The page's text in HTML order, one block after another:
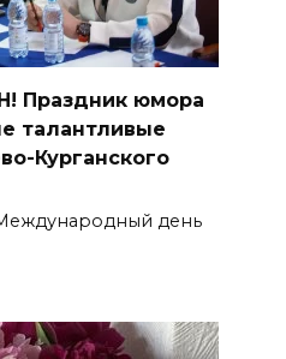
Праздник юмора
талантливые
Курганского
день